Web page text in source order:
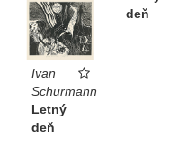
deň
Ivan
Schurmann
Letný
deň